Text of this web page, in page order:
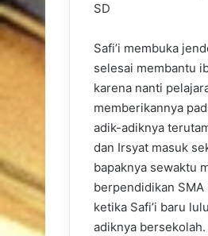
SD
Safi’i membuka
selesai membantu
karena nanti
memberikannya
adik-adiknya
dan Irsyat masuk
bapaknya sewaktu
berpendidikan SMA
ketika Safi’i baru
adiknya